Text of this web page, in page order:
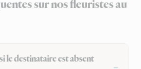
sur nos fleuristes au
le destinataire est absent